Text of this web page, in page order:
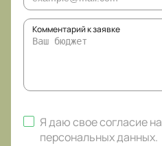
Комментарий к заявке
Я даю свое согласие на
персональных данных.